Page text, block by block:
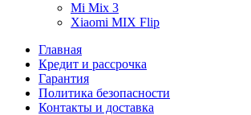
Mi Mix 3
Xiaomi MIX Flip
Главная
Кредит и рассрочка
Гарантия
Политика безопасности
Контакты и доставка